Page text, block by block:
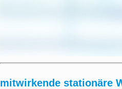
mitwirkende stationäre